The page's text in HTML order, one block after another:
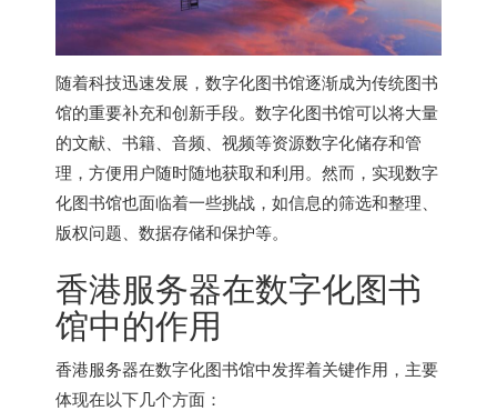
随着科技迅速发展，数字化图书馆逐渐成为传统图书
馆的重要补充和创新手段。数字化图书馆可以将大量
的文献、书籍、音频、视频等资源数字化储存和管
理，方便用户随时随地获取和利用。然而，实现数字
化图书馆也面临着一些挑战，如信息的筛选和整理、
版权问题、数据存储和保护等。
香港服务器在数字化图书
馆中的作用
香港服务器在数字化图书馆中发挥着关键作用，主要
体现在以下几个方面：